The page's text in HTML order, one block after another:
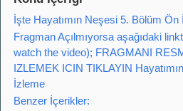
İşte Hayatımın Neşesi 5. Bölüm Ön
Fragman Açılmıyorsa aşağıdaki
watch the video); FRAGMANI
IZLEMEK ICIN TIKLAYIN
İzleme
Benzer İçerikler: